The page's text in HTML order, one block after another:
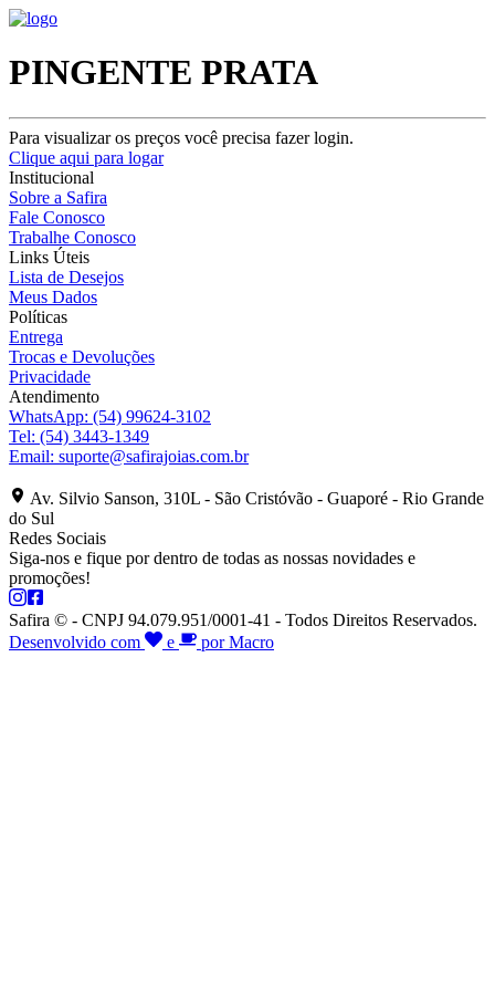
PINGENTE PRATA
Para visualizar os preços você precisa fazer login.
Clique aqui para logar
Institucional
Sobre a Safira
Fale Conosco
Trabalhe Conosco
Links Úteis
Lista de Desejos
Meus Dados
Políticas
Entrega
Trocas e Devoluções
Privacidade
Atendimento
WhatsApp: (54) 99624-3102
Tel: (54) 3443-1349
Email: suporte@safirajoias.com.br
Av. Silvio Sanson, 310L - São Cristóvão - Guaporé - Rio Grande
do Sul
Redes Sociais
Siga-nos e fique por dentro de todas as nossas novidades e
promoções!
Safira © - CNPJ 94.079.951/0001-41 - Todos Direitos Reservados.
Desenvolvido com
e por Macro